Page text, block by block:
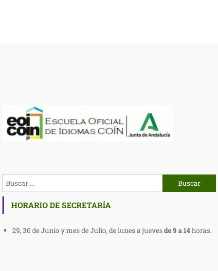
HORARIO DE SECRETARÍA
29, 30 de Junio y mes de Julio, de lunes a juevesde9 a 14horas.